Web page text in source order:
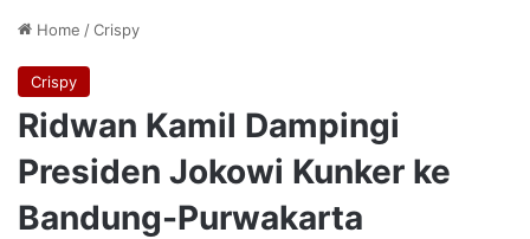
Home /Crispy
Crispy
Ridwan Kamil Dampingi
Presiden Jokowi Kunker ke
Bandung-Purwakarta